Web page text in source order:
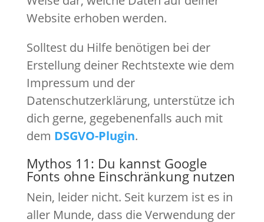
Website erhoben werden.
Solltest du Hilfe benötigen bei der
Erstellung deiner Rechtstexte wie dem
Impressum und der
Datenschutzerklärung, unterstütze ich
dich gerne, gegebenenfalls auch mit
dem DSGVO-Plugin.
Mythos 11: Du kannst Google
Fonts ohne Einschränkung nutzen
Nein, leider nicht. Seit kurzem ist es in
aller Munde, dass die Verwendung der